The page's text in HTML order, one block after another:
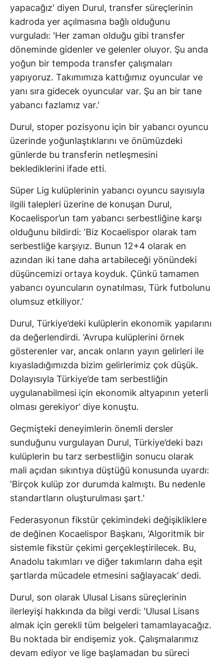
yapacağız' diyen Durul, transfer süreçlerinin
kadroda yer açılmasına bağlı olduğunu
vurguladı: 'Her zaman olduğu gibi transfer
döneminde gidenler ve gelenler oluyor. Şu anda
yoğun bir tempoda transfer çalışmaları
yapıyoruz. Takımımıza kattığımız oyuncular ve
yanı sıra gidecek oyuncular var. Şu an bir tane
yabancı fazlamız var.'
Durul, stoper pozisyonu için bir yabancı oyuncu
üzerinde yoğunlaştıklarını ve önümüzdeki
günlerde bu transferin netleşmesini
beklediklerini ifade etti.
Süper Lig kulüplerinin yabancı oyuncu sayısıyla
ilgili talepleri üzerine de konuşan Durul,
Kocaelispor’un tam yabancı serbestliğine karşı
olduğunu bildirdi: ‘Biz Kocaelispor olarak tam
serbestliğe karşıyız. Bunun 12+4 olarak en
azından iki tane daha artabileceği yönündeki
düşüncemizi ortaya koyduk. Çünkü tamamen
yabancı oyuncuların oynatılması, Türk futbolunu
olumsuz etkiliyor.’
Durul, Türkiye’deki kulüplerin ekonomik yapılarını
da değerlendirdi. ‘Avrupa kulüplerini örnek
gösterenler var, ancak onların yayın gelirleri ile
kıyasladığımızda bizim gelirlerimiz çok düşük.
Dolayısıyla Türkiye’de tam serbestliğin
uygulanabilmesi için ekonomik altyapının yeterli
olması gerekiyor’ diye konuştu.
Geçmişteki deneyimlerin önemli dersler
sunduğunu vurgulayan Durul, Türkiye’deki bazı
kulüplerin bu tarz serbestliğin sonucu olarak
mali açıdan sıkıntıya düştüğü konusunda uyardı:
'Birçok kulüp zor durumda kalmıştı. Bu nedenle
standartların oluşturulması şart.'
Federasyonun fikstür çekimindeki değişikliklere
de değinen Kocaelispor Başkanı, ‘Algoritmik bir
sistemle fikstür çekimi gerçekleştirilecek. Bu,
Anadolu takımları ve diğer takımların daha eşit
şartlarda mücadele etmesini sağlayacak’ dedi.
Durul, son olarak Ulusal Lisans süreçlerinin
ilerleyişi hakkında da bilgi verdi: 'Ulusal Lisans
almak için gerekli tüm belgeleri tamamlayacağız.
Bu noktada bir endişemiz yok. Çalışmalarımız
devam ediyor ve lige başlamadan bu süreci